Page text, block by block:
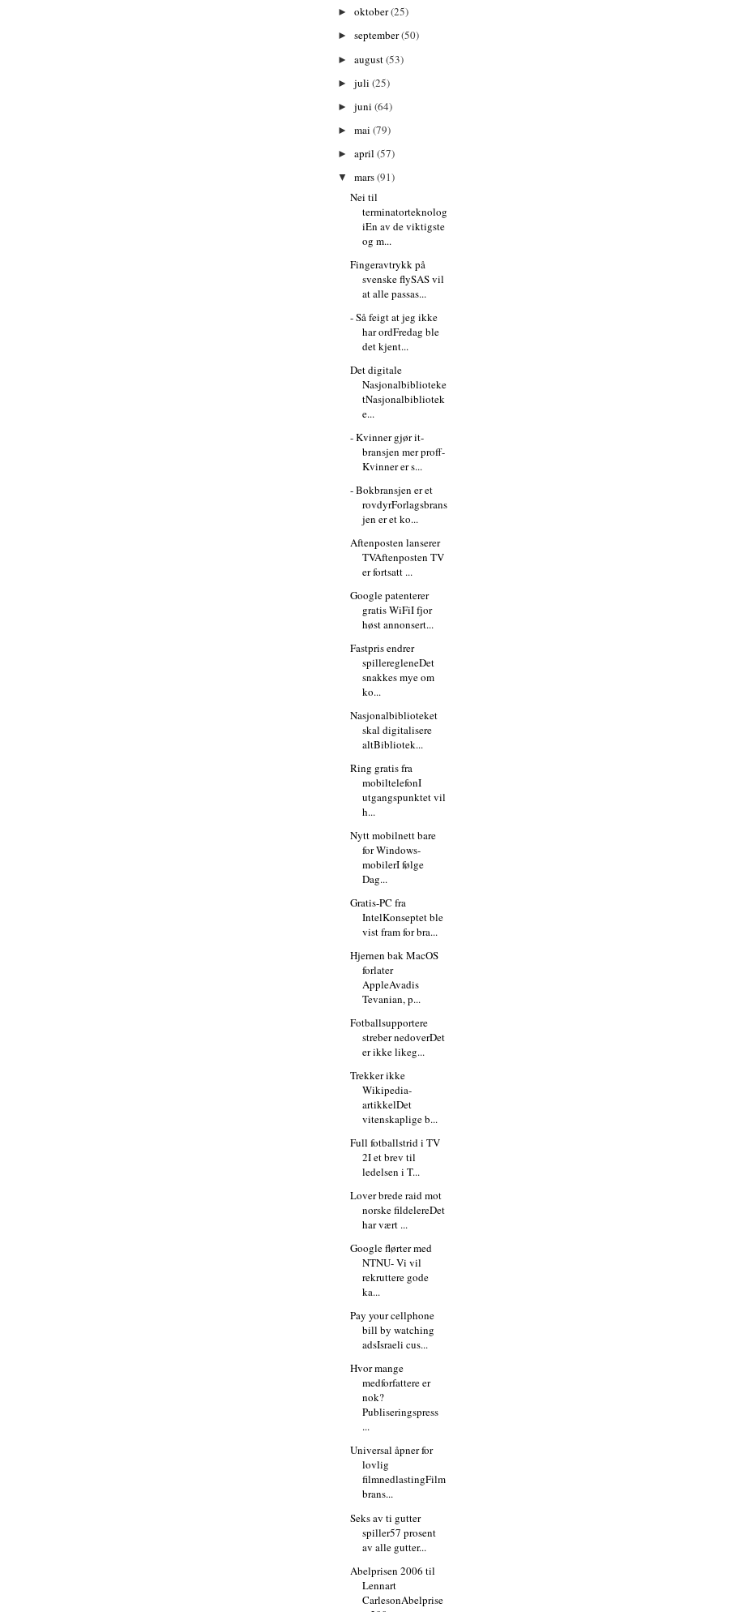
► oktober(25)
► september(50)
► august(53)
► juli (25)
► juni (64)
► mai (79)
► april (57)
▼ mars(91)
Nei til
terminatorteknolog
iEn av de viktigste
og m...
Fingeravtrykk på
svenske flySAS vil
at alle passas...
- Så feigt at jeg ikke
har ordFredag ble
det kjent...
Det digitale
Nasjonalbiblioteke
tNasjonalbibliotek
e...
- Kvinner gjør it-
bransjen mer proff-
Kvinner er s...
- Bokbransjen er et
rovdyrForlagsbrans
jen er et ko...
Aftenposten lanserer
TVAftenposten TV
er fortsatt ...
Google patenterer
gratis WiFiI fjor
høst annonsert...
Fastpris endrer
spilleregleneDet
snakkes mye om
ko...
Nasjonalbiblioteket
skal digitalisere
altBibliotek...
Ring gratis fra
mobiltelefonI
utgangspunktet vil
h...
Nytt mobilnett bare
for Windows-
mobilerI følge
Dag...
Gratis-PC fra
IntelKonseptet ble
vist fram for bra...
Hjernen bak MacOS
forlater
AppleAvadis
Tevanian, p...
Fotballsupportere
streber nedoverDet
er ikke likeg...
Trekker ikke
Wikipedia-
artikkelDet
vitenskaplige b...
Full fotballstrid i TV
2I et brev til
ledelsen i T...
Lover brede raid mot
norske fildelereDet
har vært ...
Google flørter med
NTNU- Vi vil
rekruttere gode
ka...
Pay your cellphone
bill by watching
adsIsraeli cus...
Hvor mange
medforfattere er
nok?
Publiseringspress
...
Universal åpner for
lovlig
filmnedlastingFilm
brans...
Seks av ti gutter
spiller57 prosent
av alle gutter...
Abelprisen 2006 til
Lennart
CarlesonAbelprise